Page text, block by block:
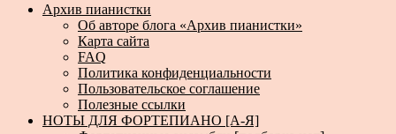
Архив пианистки
Об авторе блога «Архив пианистки»
Карта сайта
FAQ
Политика конфиденциальности
Пользовательское соглашение
Полезные ссылки
НОТЫ ДЛЯ ФОРТЕПИАНО [А-Я]